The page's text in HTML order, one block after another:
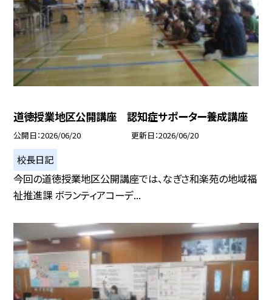
道徳授業地区公開講座 認知症サポーター養成講座
公開日 2026/06/20 更新日 2026/06/20
校長日記
今回の道徳授業地区公開講座では、なぎさ和楽苑の地域福
祉推進課 ボランティアコーデ...